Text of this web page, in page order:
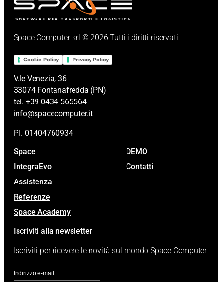
Space Computer srl © 2026 Tutti i diritti riservati
Cookie Policy Privacy Policy
V.le Venezia, 36
33074 Fontanafredda (PN)
tel. +39 0434 565564
info@spacecomputer.it
P.I. 01404760934
Space
IntegraEvo
Assistenza
Referenze
Space Academy
DEMO
Contatti
Iscriviti alla newsletter
Iscriviti per ricevere le novità sul mondo Space Computer